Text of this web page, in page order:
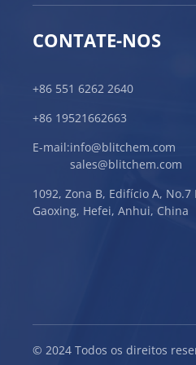
CONTATE-NOS
+86 551 6262 2640
+86 19521662663
E-mail:info@blitchem.com
sales@blitchem.com
1092, Zona B, Edifício A,
Gaoxing, Hefei, Anhui, China
© 2024 Todos os direitos